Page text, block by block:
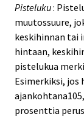
Pisteluku:
muutossuure,
keskihinnan tai
hintaan,
pistelukua
Esimerkiksi, jos
prosenttia